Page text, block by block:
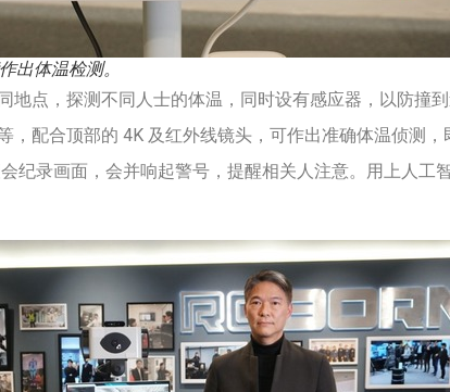
出体温检测。
地点，探测不同人士的体温，同时设有感应器，以防撞
，配合顶部的 4K 及红外线镜头，可作出准确体温侦测
纪录画面，会并响起警号，提醒相关人注意。用上人工